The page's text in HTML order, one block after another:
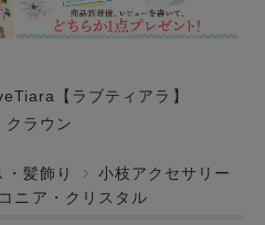
【ラブティアラ】
クラウン
髪飾り
小枝アクセサリー
ニア・クリスタル